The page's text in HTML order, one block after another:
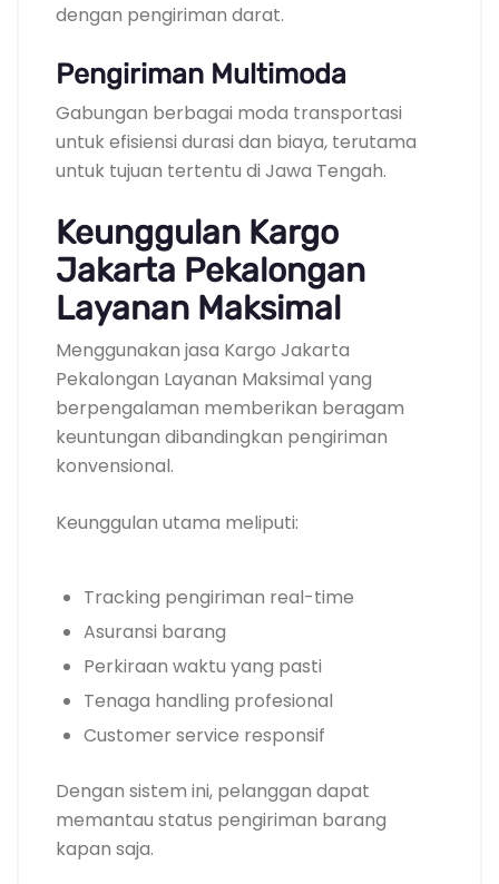
dengan pengiriman darat.
Pengiriman Multimoda
Gabungan berbagai moda transportasi
untuk efisiensi durasi dan biaya, terutama
untuk tujuan tertentu di Jawa Tengah.
Keunggulan Kargo
Jakarta Pekalongan
Layanan Maksimal
Menggunakan jasa Kargo Jakarta
Pekalongan Layanan Maksimal yang
berpengalaman memberikan beragam
keuntungan dibandingkan pengiriman
konvensional.
Keunggulan utama meliputi:
Tracking pengiriman real-time
Asuransi barang
Perkiraan waktu yang pasti
Tenaga handling profesional
Customer service responsif
Dengan sistem ini, pelanggan dapat
memantau status pengiriman barang
kapan saja.